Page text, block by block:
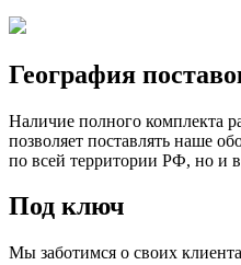
География
Наличие полного комплекта
позволяет поставлять наше
по всей территории РФ, но и
Под ключ
Мы заботимся о своих